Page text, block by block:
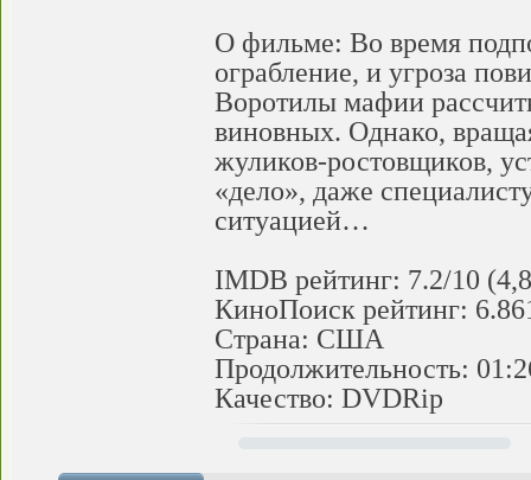
О фильме: Во время
ограбление, и угроза
Воротилы мафии
виновных. Однако,
жуликов-ростовщиков,
«дело», даже
ситуацией…
IMDB рейтинг: 7.2/10
КиноПоиск рейтинг:
Страна: США
Продолжительность:
Качество: DVDRip